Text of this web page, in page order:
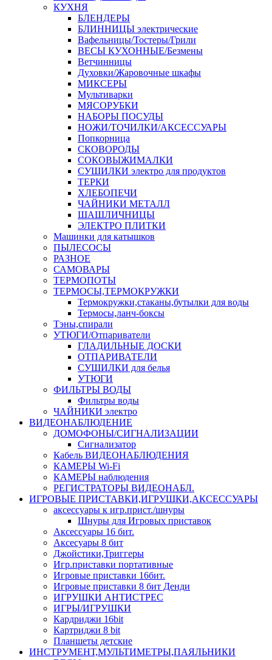
КУХНЯ
БЛЕНДЕРЫ
БЛИННИЦЫ электрические
Вафельницы/Тостеры/Грили
ВЕСЫ КУХОННЫЕ/Безмены
Ветчинницы
Духовки/Жаровочные шкафы
МИКСЕРЫ
Мультиварки
МЯСОРУБКИ
НАБОРЫ ПОСУДЫ
НОЖИ/ТОЧИЛКИ/АКСЕССУАРЫ
Попкорница
СКОВОРОДЫ
СОКОВЫЖИМАЛКИ
СУШИЛКИ электро для продуктов
ТЕРКИ
ХЛЕБОПЕЧИ
ЧАЙНИКИ МЕТАЛЛ
ШАШЛИЧНИЦЫ
ЭЛЕКТРО ПЛИТКИ
Машинки для катышков
ПЫЛЕСОСЫ
РАЗНОЕ
САМОВАРЫ
ТЕРМОПОТЫ
ТЕРМОСЫ,ТЕРМОКРУЖКИ
Термокружки,стаканы,бутылки для воды
Термосы,ланч-боксы
Тэны,спирали
УТЮГИ/Отпариватели
ГЛАДИЛЬНЫЕ ДОСКИ
ОТПАРИВАТЕЛИ
СУШИЛКИ для белья
УТЮГИ
ФИЛЬТРЫ ВОДЫ
Фильтры воды
ЧАЙНИКИ электро
ВИДЕОНАБЛЮДЕНИЕ
ДОМОФОНЫ/СИГНАЛИЗАЦИИ
Сигнализатор
Кабель ВИДЕОНАБЛЮДЕНИЯ
КАМЕРЫ Wi-Fi
КАМЕРЫ наблюдения
РЕГИСТРАТОРЫ ВИДЕОНАБЛ.
ИГРОВЫЕ ПРИСТАВКИ,ИГРУШКИ,АКСЕССУАРЫ
аксесcуары к игр.прист./шнуры
Шнуры для Игровых приставок
Аксессуары 16 бит.
Аксесуары 8 бит
Джойстики,Триггеры
Игр.приставки портативные
Игровые приставки 16бит.
Игровые приставки 8 бит Денди
ИГРУШКИ АНТИСТРЕС
ИГРЫ/ИГРУШКИ
Кардриджи 16bit
Картриджи 8 bit
Планшеты детские
ИНСТРУМЕНТ,МУЛЬТИМЕТРЫ,ПАЯЛЬНИКИ